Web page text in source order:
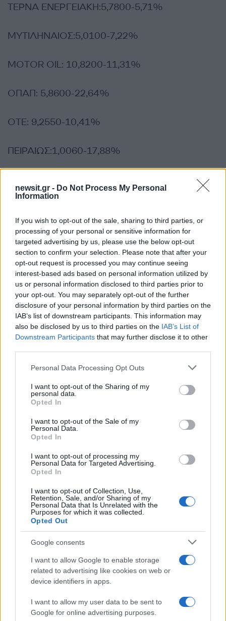
newsit.gr - Do Not Process My Personal
Information
If you wish to opt-out of the sale, sharing to third parties, or
processing of your personal or sensitive information for
targeted advertising by us, please use the below opt-out
section to confirm your selection. Please note that after your
opt-out request is processed you may continue seeing
interest-based ads based on personal information utilized by
us or personal information disclosed to third parties prior to
your opt-out. You may separately opt-out of the further
disclosure of your personal information by third parties on the
IAB’s list of downstream participants. This information may
also be disclosed by us to third parties on the IAB’s List of
Downstream Participants that may further disclose it to other
Please note that this website/app uses one or more Google
not limited to your visit or usage behaviour. You may click to
grant or deny consent to Google and its third-party tags to
use your data for below specified purposes in below Google
consent section.
Personal Data Processing Opt Outs
I want to opt-out of the Sharing of my
personal data.
Opted In
I want to opt-out of the Sale of my
Personal Data.
Opted In
I want to opt-out of processing my
Personal Data for Targeted Advertising.
Opted In
I want to opt-out of Collection, Use,
Retention, Sale, and/or Sharing of my
Personal Data that Is Unrelated with the
Purposes for which it was collected.
Opted Out
Google consents
I want to allow Google to enable storage
related to advertising like cookies on web or
device identifiers in apps.
I want to allow my user data to be sent to
Google for online advertising purposes.
ΤΕΡΝΑ ΕΝΕΡΓΕΙΑΚΗ:5,7800-5,71%
ΜΥΤΙΛΗΝΑΙΟΣ:5,0100-7,22%
MOTOR OIL: 10,8200-11,31%
ΟΠΑΠ: 5,8600-22,64%
ΟΤΕ: 9,2550-10,41%
ΠΕΙΡΑΙΩΣ:1,0060-17,88%
ΟΛΠ:14,4800-5,97%
ΕΧΑΕ:2,6100-11,22%
ΕΥΔΑΠ: 5,2800-5,55%
AEGEAN AIRLINES: 4,0000-16,67%
ΔΙΑΦΗΜΙΣΗ
Αν τα χάσατε
Σοκαριστική υπόθεση στην
Κρήτη: Τουρίστας ρωτούσε
Μυστράς: Αλλαγή
υπερασπιστική